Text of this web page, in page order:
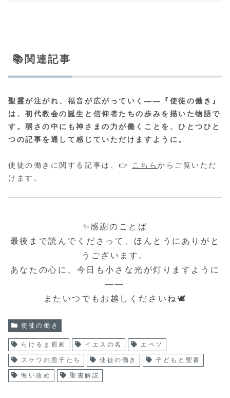
📚関連記事
聖霊が注がれ、福音が広がっていく――『使徒の働き』
は、初代教会の誕生と信仰者たちの歩みを描いた物語で
す。弱さの中にも神さまの力が働くことを、ひとつひと
つの記事を通して感じていただけますように。
使徒の働きに関する記事は、👉 こちらからご覧いただ
けます。
✨感謝のことば
最後まで読んでくださって、ほんとうにありがと
うございます。
あなたの心に、今日も小さな光が灯りますように
――
またいつでもお越しくださいね🕊️
使徒の働き
らけるま原画 イエスの名 エペソ
スケワの息子たち 使徒の働き 子どもと聖書
悔い改め 聖書解説